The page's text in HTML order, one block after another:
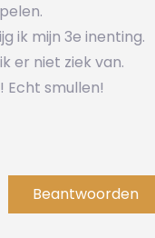
ik mijn 3e inenting.
er niet ziek van.
Echt smullen!
Beantwoorden